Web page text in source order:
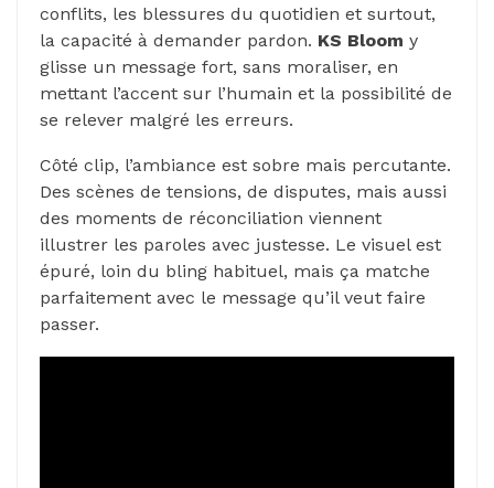
conflits, les blessures du quotidien et surtout,
la capacité à demander pardon. KS Bloom y
glisse un message fort, sans moraliser, en
mettant l’accent sur l’humain et la possibilité de
se relever malgré les erreurs.
Côté clip, l’ambiance est sobre mais percutante.
Des scènes de tensions, de disputes, mais aussi
des moments de réconciliation viennent
illustrer les paroles avec justesse. Le visuel est
épuré, loin du bling habituel, mais ça matche
parfaitement avec le message qu’il veut faire
passer.